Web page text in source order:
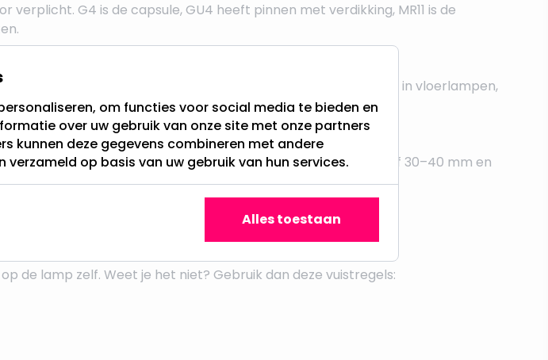
G4 is de capsule, GU4 heeft pinnen met verdikking, MR11 is de
en 118 mm. Directe vervanger voor halogeen staaflampen in vloerlampen,
een GU10 (minimaal 60 mm). Coin LED's passen al vanaf 30–40 mm en
de lamp zelf. Weet je het niet? Gebruik dan deze vuistregels:
om functies voor social media te bieden en
over uw gebruik van onze site met onze partners
kunnen deze gegevens combineren met andere
op basis van uw gebruik van hun services.
Alles toestaan